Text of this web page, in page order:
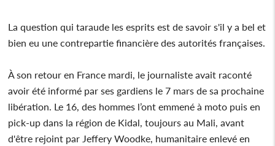
La question qui taraude les esprits est de savoir s'il y a bel et
bien eu une contrepartie financière des autorités françaises.
À son retour en France mardi, le journaliste avait raconté
avoir été informé par ses gardiens le 7 mars de sa prochaine
libération. Le 16, des hommes l’ont emmené à moto puis en
pick-up dans la région de Kidal, toujours au Mali, avant
d'être rejoint par Jeffery Woodke, humanitaire enlevé en